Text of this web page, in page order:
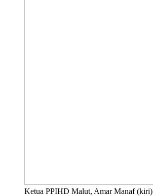
Ketua PPIHD Malut, Amar Manaf (kiri)